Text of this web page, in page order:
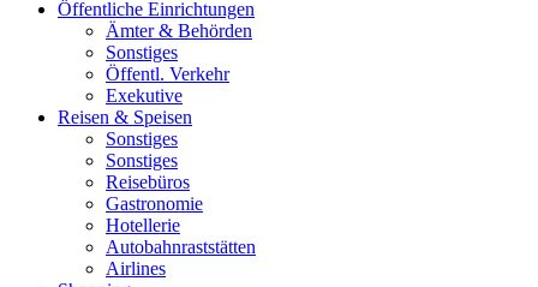
Öffentliche Einrichtungen
Ämter & Behörden
Sonstiges
Öffentl. Verkehr
Exekutive
Reisen & Speisen
Sonstiges
Sonstiges
Reisebüros
Gastronomie
Hotellerie
Autobahnraststätten
Airlines